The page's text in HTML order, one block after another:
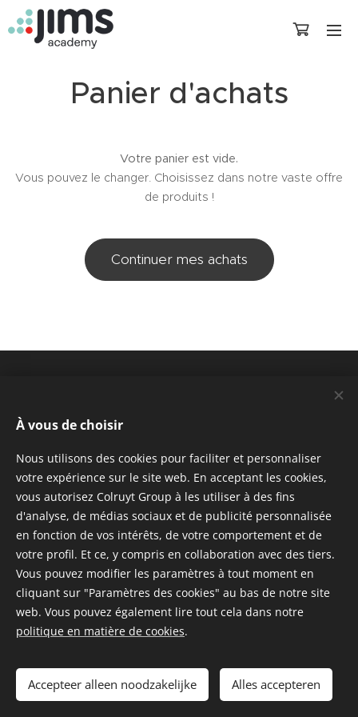
Panier d'achats
Votre panier est vide.
Vous pouvez le changer. Choisissez dans notre vaste offre
de produits !
Continuer mes achats
Health - & Fitness centre d'entraînement de Jims
BE 0817.092.663
INFORMATIONS
Conditions Générales
Déclaration de confidentialité
Langues
Nederlands
Français
À vous de choisir
Nous utilisons des cookies pour faciliter et personnaliser
votre expérience sur le site web. En acceptant les cookies,
vous autorisez Colruyt Group à les utiliser à des fins
d'analyse, de médias sociaux et de publicité personnalisée
en fonction de vos intérêts, de votre comportement et de
votre profil. Et ce, y compris en collaboration avec des tiers.
Vous pouvez modifier les paramètres à tout moment en
cliquant sur "Paramètres des cookies" au bas de notre site
web. Vous pouvez également lire tout cela dans notre
politique en matière de cookies.
Accepteer alleen noodzakelijke Alles accepteren